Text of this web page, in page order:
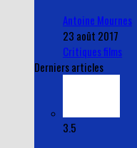
Antoine Mournes
23 août 2017
Critiques films
Derniers articles
3.5